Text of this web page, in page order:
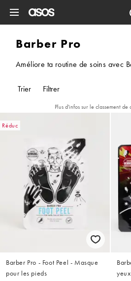
Barber Pro
Améliore ta routine de soins avec
Trier Filtrer
Plus d'infos sur le classement de
Réduc
Barber Pro - Foot Peel - Masque
pour les pieds
yeux